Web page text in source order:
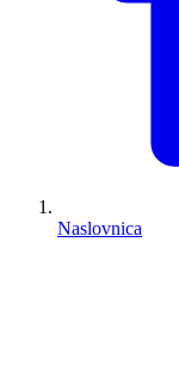
Naslovnica